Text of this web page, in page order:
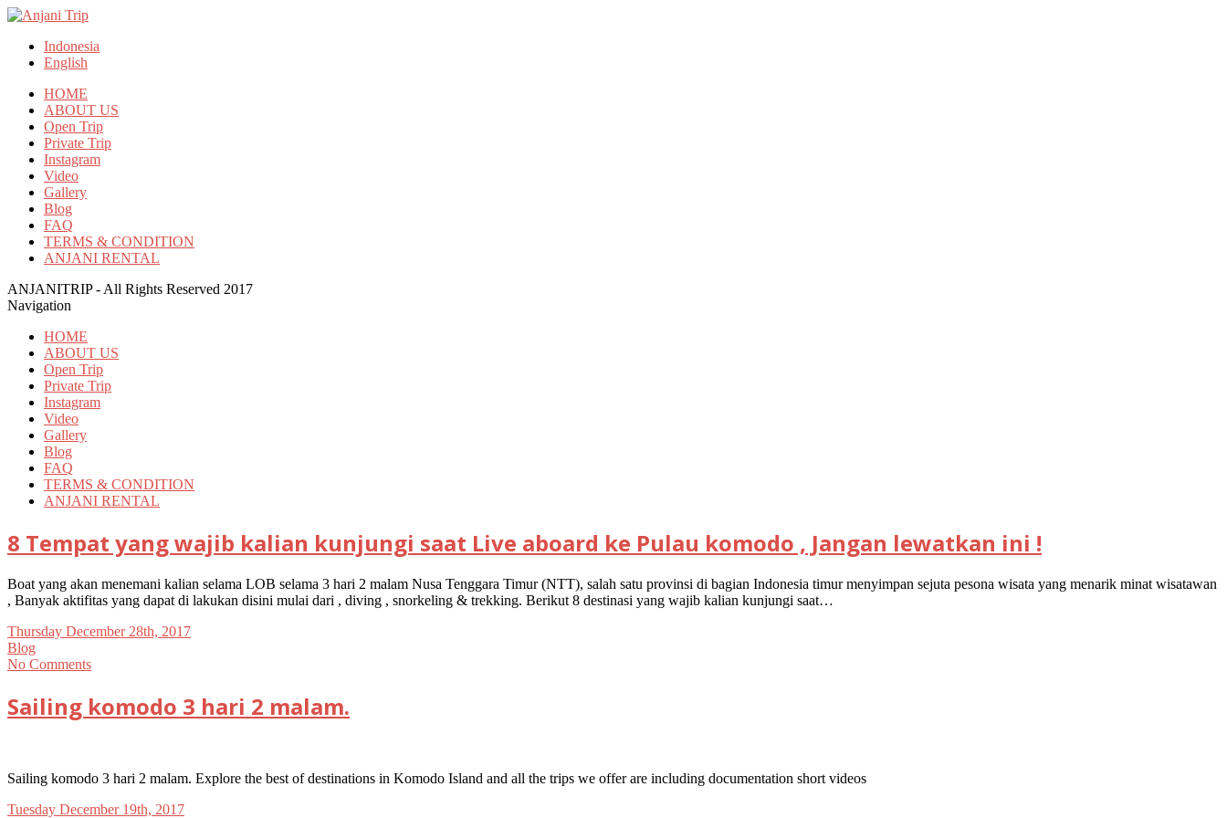
Indonesia
English
HOME
ABOUT US
Open Trip
Private Trip
Instagram
Video
Gallery
Blog
FAQ
TERMS & CONDITION
ANJANI RENTAL
ANJANITRIP - All Rights Reserved 2017
Navigation
HOME
ABOUT US
Open Trip
Private Trip
Instagram
Video
Gallery
Blog
FAQ
TERMS & CONDITION
ANJANI RENTAL
8 Tempat yang wajib kalian kunjungi saat Live aboard ke Pulau komodo , Jangan lewatkan ini !
Boat yang akan menemani kalian selama LOB selama 3 hari 2 malam Nusa Tenggara Timur (NTT), salah satu provinsi di bagian Indonesia timur menyimpan sejuta pesona wisata yang menarik minat wisatawan
, Banyak aktifitas yang dapat di lakukan disini mulai dari , diving , snorkeling & trekking. Berikut 8 destinasi yang wajib kalian kunjungi saat…
Thursday December 28th, 2017
Blog
No Comments
Sailing komodo 3 hari 2 malam.
Sailing komodo 3 hari 2 malam. Explore the best of destinations in Komodo Island and all the trips we offer are including documentation short videos
Tuesday December 19th, 2017